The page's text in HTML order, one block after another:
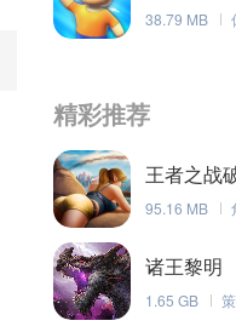
38.79 MB
精彩推荐
王者之战
95.16 MB
诸王黎明
1.65 GB